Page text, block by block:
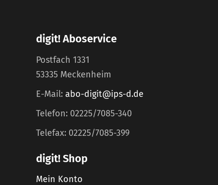
digit! Aboservice
Postfach 1331
53335 Meckenheim
E-Mail: abo-digit@ips-d.de
Telefon: 02225/7085-340
Telefax: 02225/7085-399
digit! Shop
Mein Konto